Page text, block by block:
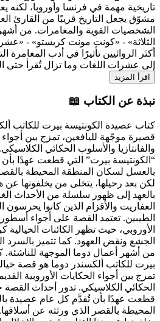
مهمة في فرنسا وأوروبا، لكنه
يجعل التاريخ قريبًا من القارئ
القوية والمغامرات. من أشهر
- «كونت مونت كريستو» -
الروائيين تأثيرًا في أدب المغامرة
عشرات اللغات وما تزال تُقرأ حتى
اقرأ المزيد
عن الكتاب 📖
عصيدة الكونتيسة بيرت للكاتب
موجّهة لليافعين، تمزج بين أجواء
والأسلوب الحكائي
بيرت” التي قطعت عهدًا بأن
لسكان المنطقة المحيطة بالقصر
بعد رحيلها، يتخلى من يخلفونها عن هذا
إلى ظهور سلسلة من الأحداث
والأقزام الذين كانوا يحرسون
تعتمد القصة على أجواء
حيث تظهر الكائنات الخيالية
ونقض العهود. كما تتميز بالسرد
أشهر أعمال دوما الموجهة للناشئة.
للكاتب ألكسندر دوما هو قصة
بين أجواء الحكايات الأوروبية
الكلاسيكي. تدور أحداث القصة
عهدًا بأن تُقدَّم كل عام عصيدة
بالقصر الذي ورثته عن أسلافها.